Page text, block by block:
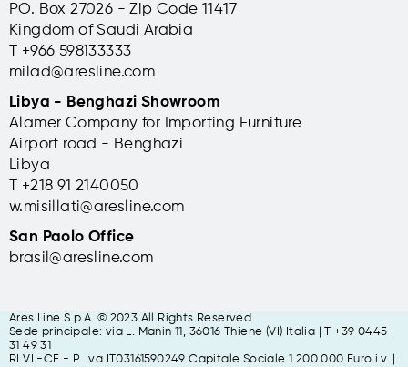
PO. Box 27026 - Zip Code 11417
Kingdom of Saudi Arabia
T +966 598133333
milad@aresline.com
Libya - Benghazi Showroom
Alamer Company for Importing Furniture
Airport road - Benghazi
Libya
T +218 91 2140050
w.misillati@aresline.com
San Paolo Office
brasil@aresline.com
Ares Line S.p.A. © 2023 All Rights Reserved
Sede principale: via L. Manin 11, 36016 Thiene (VI) Italia | T +39 0445
31 49 31
RI VI -CF - P. Iva IT03161590249 Capitale Sociale 1.200.000 Euro i.v. |